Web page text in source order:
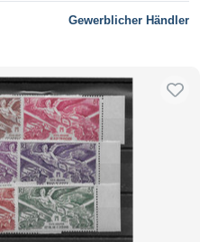
Gewerblicher Händler